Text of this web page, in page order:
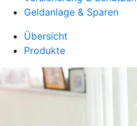
Geldanlage & Sparen
Übersicht
Produkte